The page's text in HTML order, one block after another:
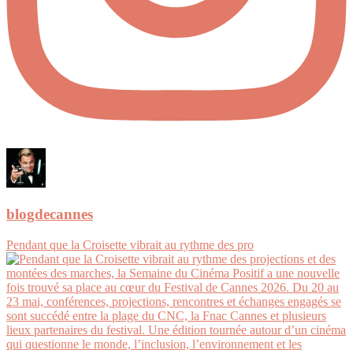
blogdecannes
Pendant que la Croisette vibrait au rythme des pro